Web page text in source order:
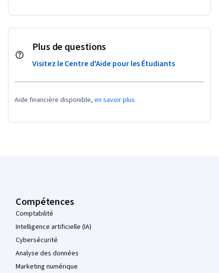
Plus de questions
Visitez le Centre d'Aide pour les Étudiants
Aide financière disponible, en savoir plus
Compétences
Comptabilité
Intelligence artificielle (IA)
Cybersécurité
Analyse des données
Marketing numérique